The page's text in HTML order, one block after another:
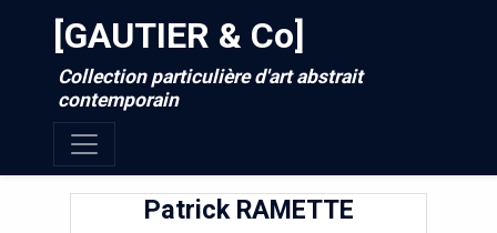
[GAUTIER & Co]
Collection particulière d'art abstrait
contemporain
Patrick RAMETTE